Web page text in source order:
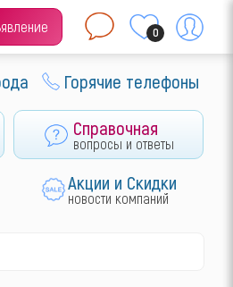
0
Горячие телефоны
Справочная
вопросы и ответы
Акции и Скидки
новости компаний